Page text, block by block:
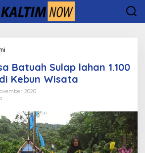
di
Desa
Batuah
Sulap
1.100
Meter
Menjadi
Kebun
Wisata
Batuah Sulap lahan 1.100
Kebun Wisata
2020